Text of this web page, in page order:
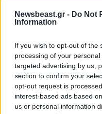
Newsbeast.gr - Do Not
Information
If you wish to opt-out of the
processing of your
targeted advertising by us,
section to confirm your
opt-out request is
interest-based ads based
us or personal information